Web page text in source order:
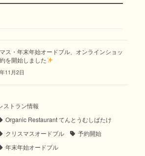
ス・年末年始オードブル、オンラインショッ
を開始しました
11月2日
ストラン情報
Organic Restaurant てんとうむしばたけ
クリスマスオードブル
予約開始
年末年始オードブル